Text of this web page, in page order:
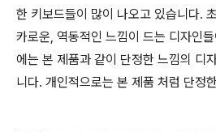
한 키보드들이 많이 나오고 있습니다.
카로운, 역동적인 느낌이 드는 디자인
에는 본 제품과 같이 단정한 느낌의 디
니다. 개인적으로는 본 제품 처럼 단정